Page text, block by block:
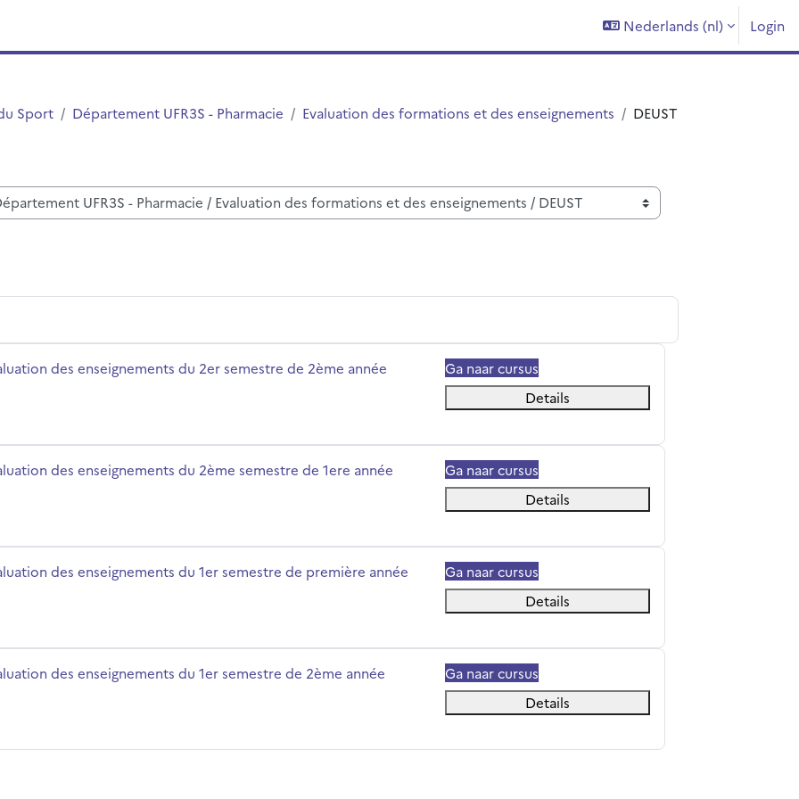
Nederlands ‎(nl)‎ Login
Sport Département UFR3S - Pharmacie Evaluation des formations et des enseignements DEUST
de 2ème année
des enseignements du 2er semestre de 2ème année
Ga naar cursus
Details
de 1ere année
des enseignements du 2ème semestre de 1ere année
Ga naar cursus
Details
de première année
des enseignements du 1er semestre de première année
Ga naar cursus
Details
de 2ème année
des enseignements du 1er semestre de 2ème année
Ga naar cursus
Details